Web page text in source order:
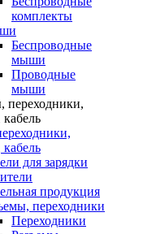
комплекты
Беспроводные
мыши
Проводные
мыши
кабель
для зарядки
продукция
переходники
Переходники